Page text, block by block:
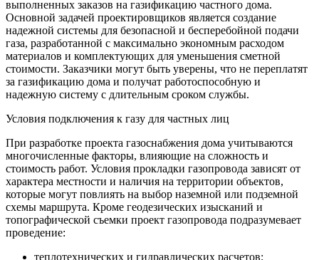
выполненных заказов на газификацию частного дома.
Основной задачей проектировщиков является создание
надежной системы для безопасной и бесперебойной подачи
газа, разработанной с максимально экономным расходом
материалов и комплектующих для уменьшения сметной
стоимости. Заказчики могут быть уверены, что не переплатят
за газификацию дома и получат работоспособную и
надежную систему с длительным сроком службы.
Условия подключения к газу для частных лиц
При разработке проекта газоснабжения дома учитываются
многочисленные факторы, влияющие на сложность и
стоимость работ. Условия прокладки газопровода зависят от
характера местности и наличия на территории объектов,
которые могут повлиять на выбор наземной или подземной
схемы маршрута. Кроме геодезических изысканий и
топографической съемки проект газопровода подразумевает
проведение:
теплотехнических и гидравлических расчетов;